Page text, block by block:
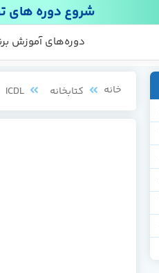
شروع دوره های
دوره‌های آموزش
پکیج ها
منابع رایگان
خانه کتابخانه ICDL